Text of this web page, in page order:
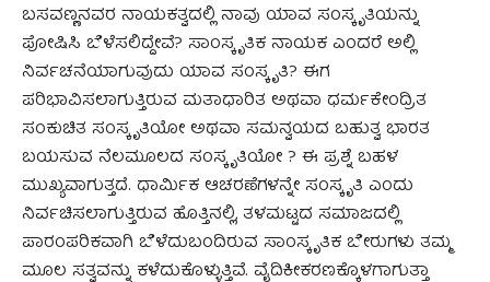
ಬಸವಣ್ಣನವರ ನಾಯಕತ್ವದಲ್ಲಿ ನಾವು ಯಾವ ಸಂಸ್ಕೃತಿಯನ್ನು
ಪೋಷಿಸಿ ಬೆಳೆಸಲಿದ್ದೇವೆ? ಸಾಂಸ್ಕೃತಿಕ ನಾಯಕ ಎಂದರೆ ಅಲ್ಲಿ
ನಿರ್ವಚನೆಯಾಗುವುದು ಯಾವ ಸಂಸ್ಕೃತಿ? ಈಗ
ಪರಿಭಾವಿಸಲಾಗುತ್ತಿರುವ ಮತಾಧಾರಿತ ಅಥವಾ ಧರ್ಮಕೇಂದ್ರಿತ
ಸಂಕುಚಿತ ಸಂಸ್ಕೃತಿಯೋ ಅಥವಾ ಸಮನ್ವಯದ ಬಹುತ್ವ ಭಾರತ
ಬಯಸುವ ನೆಲಮೂಲದ ಸಂಸ್ಕೃತಿಯೋ ? ಈ ಪ್ರಶ್ನೆ ಬಹಳ
ಮುಖ್ಯವಾಗುತ್ತದೆ. ಧಾರ್ಮಿಕ ಆಚರಣೆಗಳನ್ನೇ ಸಂಸ್ಕೃತಿ ಎಂದು
ನಿರ್ವಚಿಸಲಾಗುತ್ತಿರುವ ಹೊತ್ತಿನಲ್ಲಿ, ತಳಮಟ್ಟದ ಸಮಾಜದಲ್ಲಿ
ಪಾರಂಪರಿಕವಾಗಿ ಬೆಳೆದುಬಂದಿರುವ ಸಾಂಸ್ಕೃತಿಕ ಬೇರುಗಳು ತಮ್ಮ
ಮೂಲ ಸತ್ವವನ್ನು ಕಳೆದುಕೊಳ್ಳುತ್ತಿವೆ. ವೈದಿಕೀಕರಣಕ್ಕೊಳಗಾಗುತ್ತಾ